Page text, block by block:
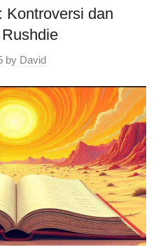
Kontroversi dan
by David